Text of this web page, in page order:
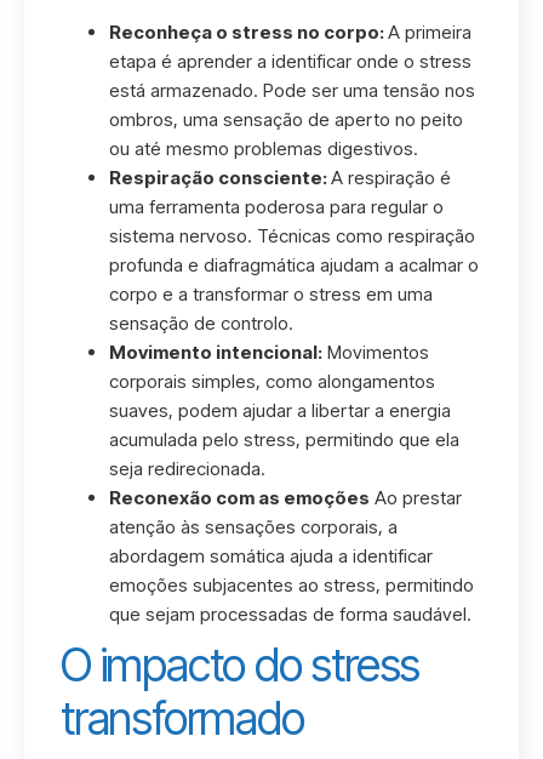
Reconheça o stress no corpo:A primeira
etapa é aprender a identificar onde o stress
está armazenado. Pode ser uma tensão nos
ombros, uma sensação de aperto no peito
ou até mesmo problemas digestivos.
Respiração consciente:A respiração é
uma ferramenta poderosa para regular o
sistema nervoso. Técnicas como respiração
profunda e diafragmática ajudam a acalmar o
corpo e a transformar o stress em uma
sensação de controlo.
Movimento intencional: Movimentos
corporais simples, como alongamentos
suaves, podem ajudar a libertar a energia
acumulada pelo stress, permitindo que ela
seja redirecionada.
Reconexão com as emoções Ao prestar
atenção às sensações corporais, a
abordagem somática ajuda a identificar
emoções subjacentes ao stress, permitindo
que sejam processadas de forma saudável.
O impacto do stress
transformado